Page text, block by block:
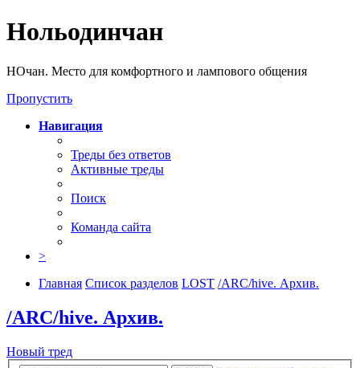
Нольодинчан
НОчан. Место для комфортного и лампового общения
Пропустить
Навигация
Треды без ответов
Активные треды
Поиск
Команда сайта
>
Главная Список разделов LOST /ARC/hive. Архив.
/ARC/hive. Архив.
Новый тред